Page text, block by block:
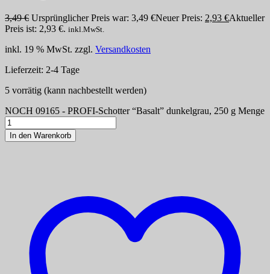
3,49€ Ursprünglicher Preis war: 3,49 €Neuer Preis: 2,93 €Aktueller
Preis ist: 2,93 €. inkl.MwSt.
inkl. 19 % MwSt. zzgl. Versandkosten
Lieferzeit: 2-4 Tage
5 vorrätig (kann nachbestellt werden)
NOCH 09165 - PROFI-Schotter “Basalt” dunkelgrau, 250 g Menge
In den Warenkorb